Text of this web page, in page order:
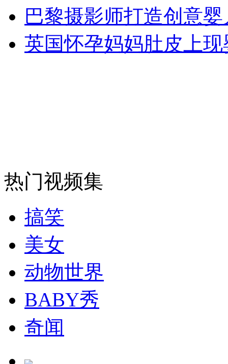
外交部：有关国家言论片面不公正
消防员救轻生者 花炮节热闹非凡
司机酒驾遇交警 急速倒车逃窜
巴黎摄影师打造创意
英国怀孕妈妈肚皮上
热门视频集
搞笑
美女
动物世界
BABY秀
奇闻